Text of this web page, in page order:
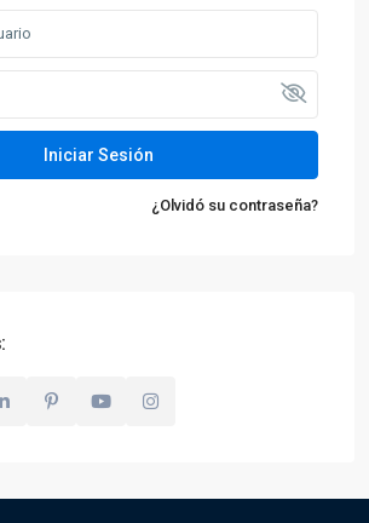
Iniciar Sesión
¿Olvidó su contraseña?